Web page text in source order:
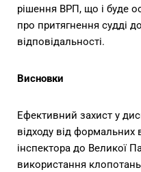
рішення ВРП, що і буде
про притягнення судді
відповідальності.
Висновки
Ефективний захист у
відходу від формальних
інспектора до Великої
використання